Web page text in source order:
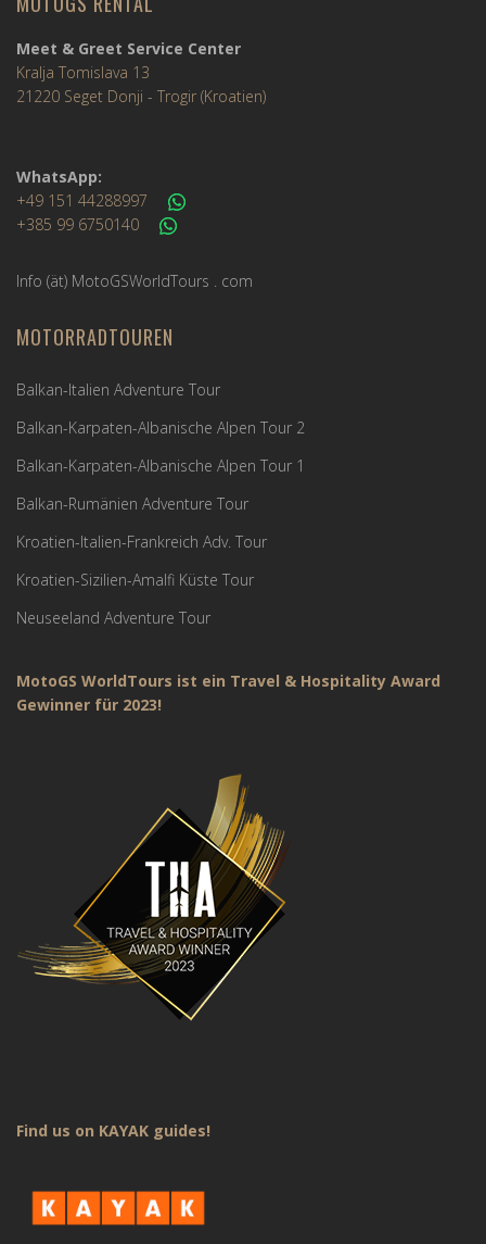
Meet & Greet Service Center
Kralja Tomislava 13
21220 Seget Donji - Trogir (Kroatien)
WhatsApp:
+49 151 44288997
+385 99 6750140
Info (ät) MotoGSWorldTours . com
MOTORRADTOUREN
Balkan-Italien Adventure Tour
Balkan-Karpaten-Albanische Alpen Tour 2
Balkan-Karpaten-Albanische Alpen Tour 1
Balkan-Rumänien Adventure Tour
Kroatien-Italien-Frankreich Adv. Tour
Kroatien-Sizilien-Amalfi Küste Tour
Neuseeland Adventure Tour
MotoGS WorldTours ist ein Travel & Hospitality Award
Gewinner für 2023!
Find us on KAYAK guides!